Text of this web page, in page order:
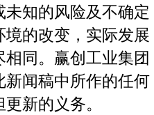
知的风险及不确定
的改变，实际发展
同。赢创工业集团
闻稿中所作的任何
新的义务。